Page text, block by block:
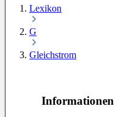
Lexikon
G
Gleichstrom
Informationen